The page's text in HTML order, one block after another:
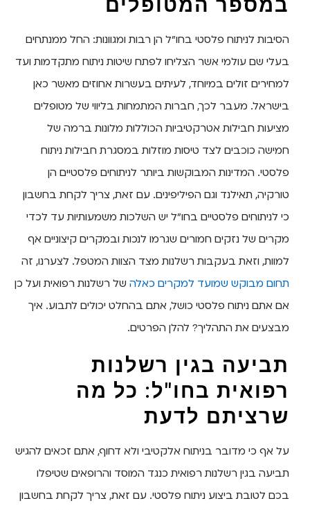
במספר המטופלים
הסיבות לניתוח פלסטי בחו"ל הן רבות ומגוונות: החל ממנתחים
בעלי שם עולמי אשר הצליחו לפתח שיטות ניתוח מתקדמות ועד
למחירים זולים במיוחד, לעיתים בעשרות אחוזים מאשר כאן
בישראל. מעבר לכך, חברות המתמחות בליווי של מטופלים
מציעות חבילות אטרקטיביות הכוללות מלונות ברמה של
חמישה כוכבים לצד טיסות מוזלות במסגרת חבילות ניתוח
פלסטי. המדינות המבוקשות ביותר לניתוחים פלסטיים הן
טורקיה, תאילנד וגם הפיליפינים. עם זאת, צריך לקחת בחשבון
כי לניתוחים פלסטיים בחו"ל יש השלכות משמעותיות עד לכדי
מקרים של נזקים חמורים שגרמו לנכות ובמקרים קיצוניים אף
למוות, וזאת בעקבות רשלנות מצד הצוות המטפל. לצערנו, זה
תחום מבוקש שמועד למקרים כאלה של רשלנות רפואית ועל כן
אם אתם ניתוח פלסטי כושל, אתם בהחלט יכולים לתבוע. איך
מבצעים את התהליך? להלן הפרטים.
תביעה בגין רשלנות
רפואית בחו"ל: כל מה
שרציתם לדעת
על אף כי מדובר בניתוח אלקטיבי ולא דחוף, אתם זכאים להגיש
תביעה בגין רשלנות רפואית כנגד המוסד והרופאים שטיפלו
בכם לטובת ביצוע ניתוח פלסטי. עם זאת, צריך לקחת בחשבון